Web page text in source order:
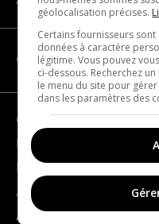
CATEGORIES
Geography
France
Americas
Asia
géolocalisation précises.
Certains fournisseurs
données à caractère
légitime. Vous pouvez
ci-dessous. Recherchez
le menu du site pour
dans les paramètres des